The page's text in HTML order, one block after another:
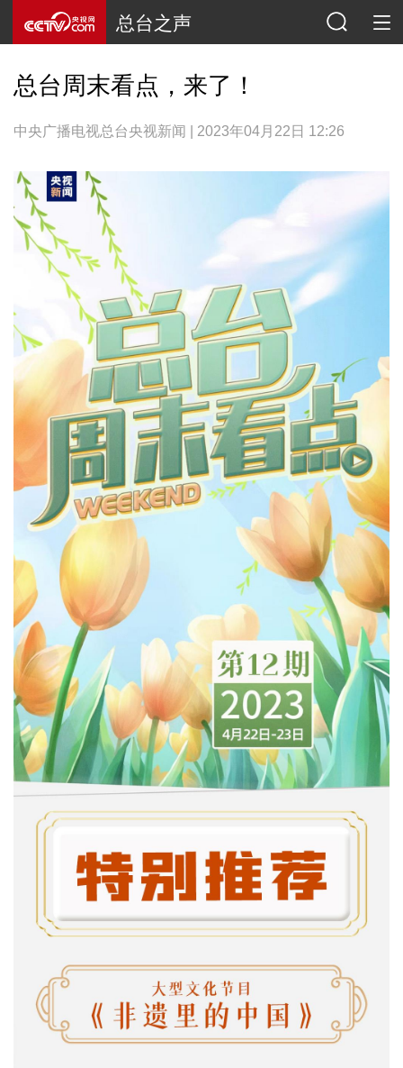
总台之声
总台周末看点，来了！
中央广播电视总台央视新闻 | 2023年04月22日 12:26